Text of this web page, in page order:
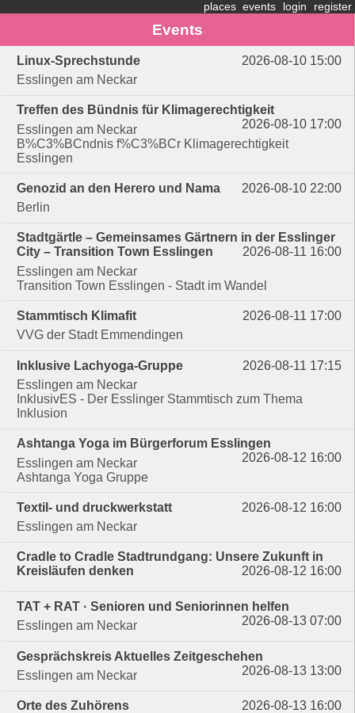
places events login register
Events
Linux-Sprechstunde
2026-08-10 15:00
Esslingen am Neckar
Treffen des Bündnis für Klimagerechtigkeit
2026-08-10 17:00
Esslingen am Neckar
B%C3%BCndnis f%C3%BCr Klimagerechtigkeit
Esslingen
Genozid an den Herero und Nama
2026-08-10 22:00
Berlin
Stadtgärtle – Gemeinsames Gärtnern in der Esslinger
City – Transition Town Esslingen
2026-08-11 16:00
Esslingen am Neckar
Transition Town Esslingen - Stadt im Wandel
Stammtisch Klimafit
2026-08-11 17:00
VVG der Stadt Emmendingen
Inklusive Lachyoga-Gruppe
2026-08-11 17:15
Esslingen am Neckar
InklusivES - Der Esslinger Stammtisch zum Thema
Inklusion
Ashtanga Yoga im Bürgerforum Esslingen
2026-08-12 16:00
Esslingen am Neckar
Ashtanga Yoga Gruppe
Textil- und druckwerkstatt
2026-08-12 16:00
Esslingen am Neckar
Cradle to Cradle Stadtrundgang: Unsere Zukunft in
Kreisläufen denken
2026-08-12 16:00
TAT + RAT · Senioren und Seniorinnen helfen
2026-08-13 07:00
Esslingen am Neckar
Gesprächskreis Aktuelles Zeitgeschehen
2026-08-13 13:00
Esslingen am Neckar
Orte des Zuhörens
2026-08-13 16:00